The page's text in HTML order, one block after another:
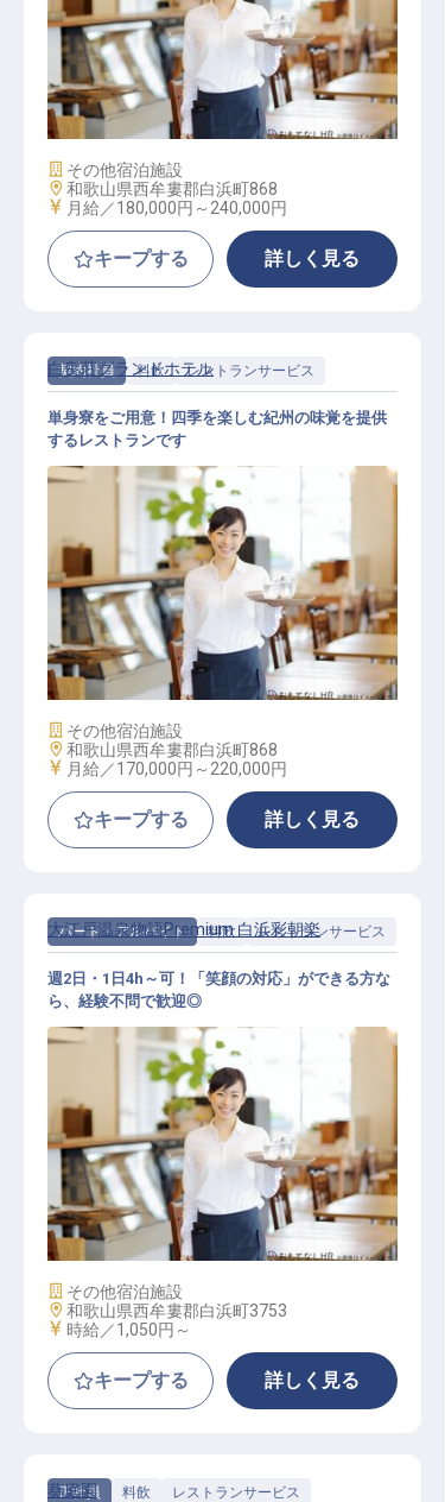
料飲サービススタッフ （宴会・レス
トラン・ラウンジ）
施設業態
その他宿泊施設
勤務地
和歌山県西牟婁郡白浜町868
給与
月給／180,000円～ 240,000円
キープする 詳しく見る
契約社員 料飲 レストランサービス
レストランサービス / 契約社員
白良荘グランドホテル
単身寮をご用意！四季を楽しむ紀州の味覚を提供
するレストランです
施設業態
その他宿泊施設
勤務地
和歌山県西牟婁郡白浜町868
給与
月給／170,000円～ 220,000円
キープする 詳しく見る
パート・アルバイト 料飲 レストランサービス
レストランサービススタッフ
大江戸温泉物語Premium 白浜彩朝楽
週2日・1日4h～可！「笑顔の対応」ができる方な
ら、経験不問で歓迎◎
施設業態
その他宿泊施設
勤務地
和歌山県西牟婁郡白浜町3753
給与
時給／1,050円～
キープする 詳しく見る
正社員 料飲 レストランサービス
葵庭園